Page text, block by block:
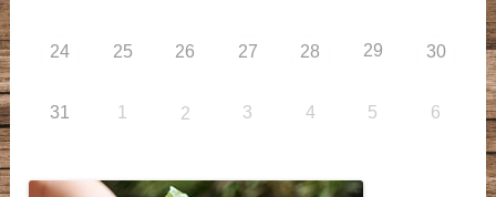
24 25 26 27 28 29 30
31 1 2 3 4 5 6